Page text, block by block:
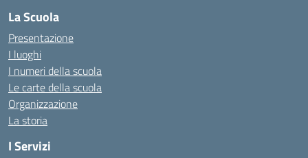
La Scuola
Presentazione
I luoghi
I numeri della scuola
Le carte della scuola
Organizzazione
La storia
I Servizi